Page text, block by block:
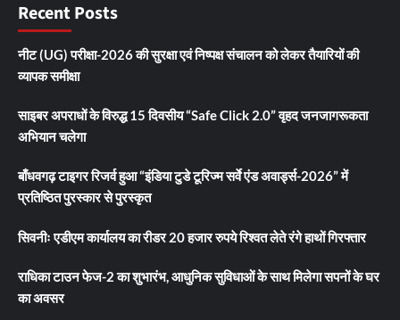
Recent Posts
नीट (UG) परीक्षा-2026 की सुरक्षा एवं निष्पक्ष संचालन को लेकर तैयारियों की
व्यापक समीक्षा
साइबर अपराधों के विरुद्ध 15 दिवसीय “Safe Click 2.0” वृहद जनजागरूकता
अभियान चलेगा
बाँधवगढ़ टाइगर रिजर्व हुआ “इंडिया टुडे टूरिज्म सर्वे एंड अवार्ड्स-2026” में
प्रतिष्ठित पुरस्कार से पुरस्कृत
सिवनीः एडीएम कार्यालय का रीडर 20 हजार रुपये रिश्वत लेते रंगे हाथों गिरफ्तार
राधिका टाउन फेज-2 का शुभारंभ, आधुनिक सुविधाओं के साथ मिलेगा सपनों के घर
का अवसर